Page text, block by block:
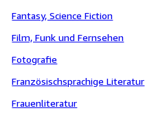
Fantasy, Science Fiction
Film, Funk und Fernsehen
Fotografie
Französischsprachige Literatur
Frauenliteratur